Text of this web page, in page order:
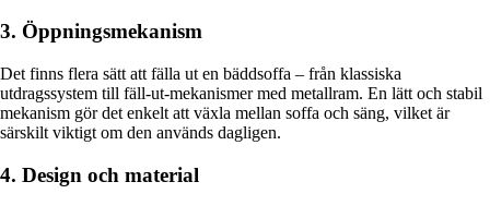
3. Öppningsmekanism
Det finns flera sätt att fälla ut en bäddsoffa – från klassiska
utdragssystem till fäll-ut-mekanismer med metallram. En lätt och stabil
mekanism gör det enkelt att växla mellan soffa och säng, vilket är
särskilt viktigt om den används dagligen.
4. Design och material